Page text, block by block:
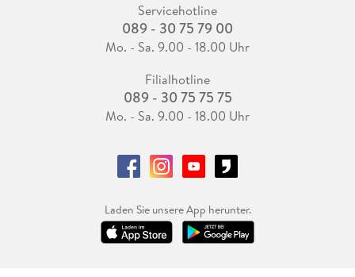
Servicehotline
089 - 30 75 79 00
Mo. - Sa. 9.00 - 18.00 Uhr
Filialhotline
089 - 30 75 75 75
Mo. - Sa. 9.00 - 18.00 Uhr
Laden Sie unsere App herunter.